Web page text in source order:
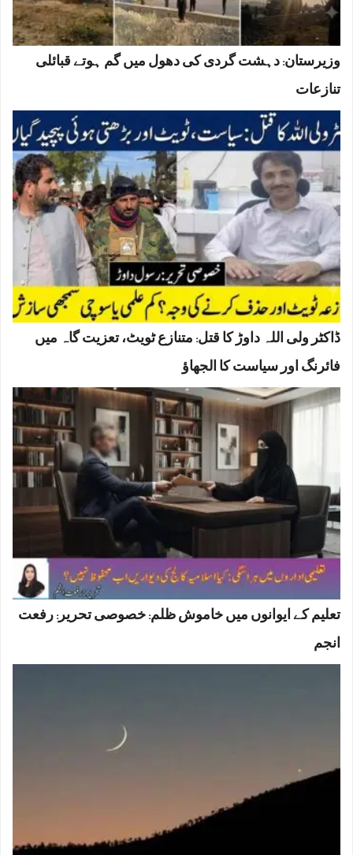
وزیرستان: دہشت گردی کی دھول میں گم ہوتے قبائلی
تنازعات
ڈاکٹر ولی اللہ داوڑ کا قتل: متنازع ٹویٹ، تعزیت گاہ میں
فائرنگ اور سیاست کا الجھاؤ
تعلیم کے ایوانوں میں خاموش ظلم: خصوصی تحریر: رفعت
انجم